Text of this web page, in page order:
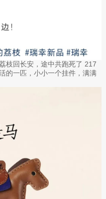
枝回长安，途中共跑死了 217
的一匹，小小一个挂件，满满